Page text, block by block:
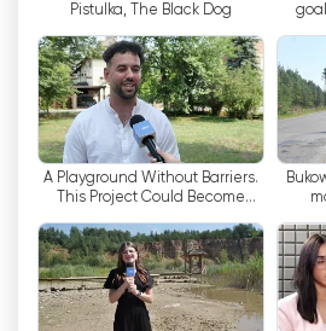
值得注意的是，forCiebietv 在
发挥着重要作用，使居民能够了
新闻和事件。该电视台正在成为
组织和活跃居民的聚会场所，他
居民的需求和兴趣共同创作内容
总之，forCiebietv 是西里西亚
员，提供直播流媒体和在线电视
覆盖整个西里西亚地区，通过提
内容，为地区认同做出了贡献。
Pistulka, The Black Dog
A Playground Without Barriers.
This Project Could Become